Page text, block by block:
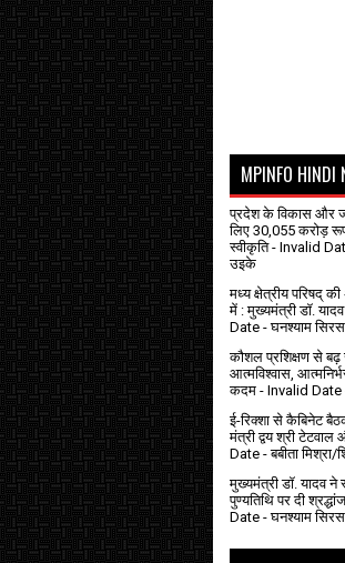
MPINFO HINDI
प्रदेश के विकास और
लिए 30,055 करोड़
स्वीकृति- Invalid
उइके
मध्य क्षेत्रीय परिषद्
में : मुख्यमंत्री डॉ. यादव
Date - घनश्याम
कौशल प्रशिक्षण से बढ़
आत्मविश्वास,
कदम - Invalid Date
ई-रिक्शा से कैबिनेट
मंत्री द्वय श्री टेटवाल
Date - बबीता
मुख्यमंत्री डॉ. यादव ने
पुण्यतिथि पर दी
Date - घनश्याम